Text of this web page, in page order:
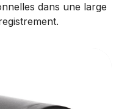
dans une large